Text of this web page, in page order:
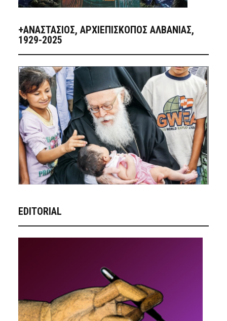
+ΑΝΑΣΤΆΣΙΟΣ, ΑΡΧΙΕΠΊΣΚΟΠΟΣ ΑΛΒΑΝΊΑΣ,
1929-2025
EDITORIAL